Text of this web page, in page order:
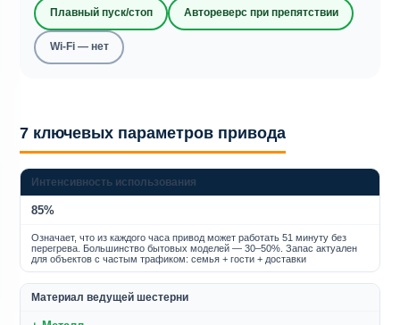
Плавный пуск/стоп Автореверс при препятствии
Wi-Fi — нет
7 ключевых параметров привода
Интенсивность использования
85%
Означает, что из каждого часа привод может работать 51 минуту без
перегрева. Большинство бытовых моделей — 30–50%. Запас актуален
для объектов с частым трафиком: семья + гости + доставки
Материал ведущей шестерни